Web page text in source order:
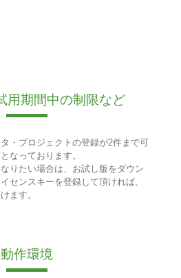
用期間中の制限など
・プロジェクトの登録が2件まで可
なっております。
りたい場合は、お試し版をダウン
センスキーを登録して頂ければ、
ます。
動作環境